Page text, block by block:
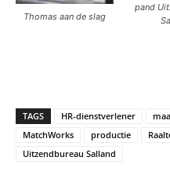
Thomas aan de slag
pand
TAGS HR-dienstverlener
MatchWorks
productie
Uitzendbureau Salland